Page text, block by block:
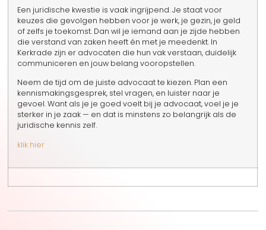
Een juridische kwestie is vaak ingrijpend. Je staat voor
keuzes die gevolgen hebben voor je werk, je gezin, je geld
of zelfs je toekomst. Dan wil je iemand aan je zijde hebben
die verstand van zaken heeft én met je meedenkt. In
Kerkrade zijn er advocaten die hun vak verstaan, duidelijk
communiceren en jouw belang vooropstellen.
Neem de tijd om de juiste advocaat te kiezen. Plan een
kennismakingsgesprek, stel vragen, en luister naar je
gevoel. Want als je je goed voelt bij je advocaat, voel je je
sterker in je zaak — en dat is minstens zo belangrijk als de
juridische kennis zelf.
klik hier